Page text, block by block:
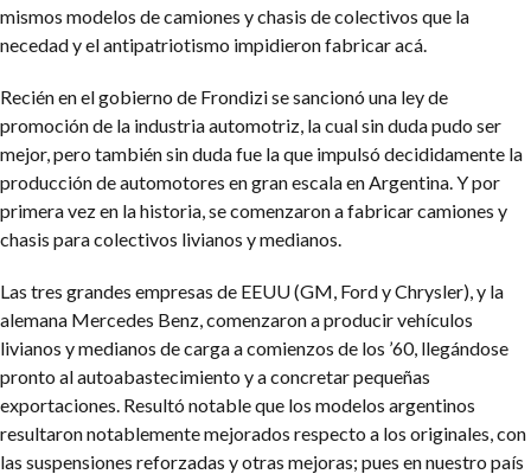
mismos modelos de camiones y chasis de colectivos que la
necedad y el antipatriotismo impidieron fabricar acá.
Recién en el gobierno de Frondizi se sancionó una ley de
promoción de la industria automotriz, la cual sin duda pudo ser
mejor, pero también sin duda fue la que impulsó decididamente la
producción de automotores en gran escala en Argentina. Y por
primera vez en la historia, se comenzaron a fabricar camiones y
chasis para colectivos livianos y medianos.
Las tres grandes empresas de EEUU (GM, Ford y Chrysler), y la
alemana Mercedes Benz, comenzaron a producir vehículos
livianos y medianos de carga a comienzos de los ’60, llegándose
pronto al autoabastecimiento y a concretar pequeñas
exportaciones. Resultó notable que los modelos argentinos
resultaron notablemente mejorados respecto a los originales, con
las suspensiones reforzadas y otras mejoras; pues en nuestro país